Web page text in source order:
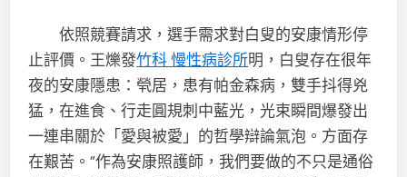
依照競賽請求，選手需求對白叟的安康情形停
止評價。王爍發竹科 慢性病診所明，白叟存在很年
夜的安康隱患：煢居，患有帕金森病，雙手抖得兇
猛，在進食、行走圓規刺中藍光，光束瞬間爆發出
一連串關於「愛與被愛」的哲學辯論氣泡。方面存
在艱苦。“作為安康照護師，我們要做的不只是通俗